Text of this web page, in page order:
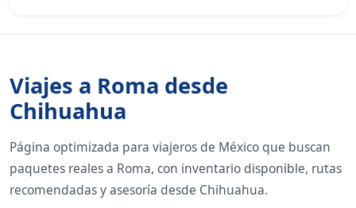
Viajes a Roma desde
Chihuahua
Página optimizada para viajeros de México que buscan
paquetes reales a Roma, con inventario disponible, rutas
recomendadas y asesoría desde Chihuahua.